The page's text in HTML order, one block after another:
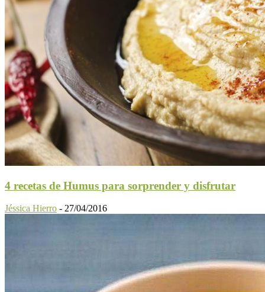
4 recetas de Humus para sorprender y disfrutar
Jéssica Hierro - 27/04/2016